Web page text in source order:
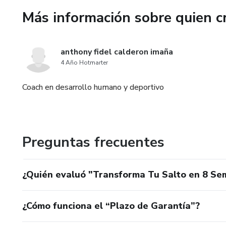
Consejos de nutrición y
simples de alimentación y
🚀¡Oferta Especial: 75% de
descuento del 75%,
Obtén resultados visibles en
Más información sobre quien
anthony fidel calderon imaña
4 Año Hotmarter
Coach en desarrollo humano y deportivo
Preguntas frecuentes
¿Quién evaluó "Transforma Tu Salto en 8
¿Cómo funciona el “Plazo de Garantía”?